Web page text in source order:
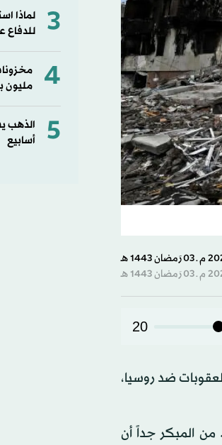
20
ضد روسيا،
بات ملموساً. من المبكر جداً أن
3
لماذا
للدفاع
4
مليون
5
أسابيع